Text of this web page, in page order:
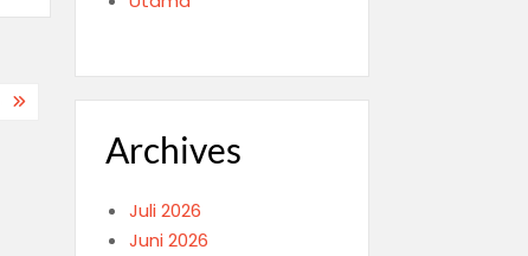
Archives
Juli 2026
Juni 2026